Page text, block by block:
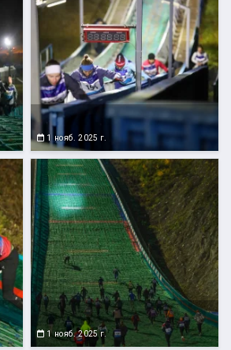
1 нояб. 2025 г.
1 нояб. 2025 г.